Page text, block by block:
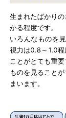
交通アクセス
プライバシー
生まれたばかり
かる程度です。
いろんなものを
視力は0.8～1.0
ことがとても重
ものを見ること
まいます。